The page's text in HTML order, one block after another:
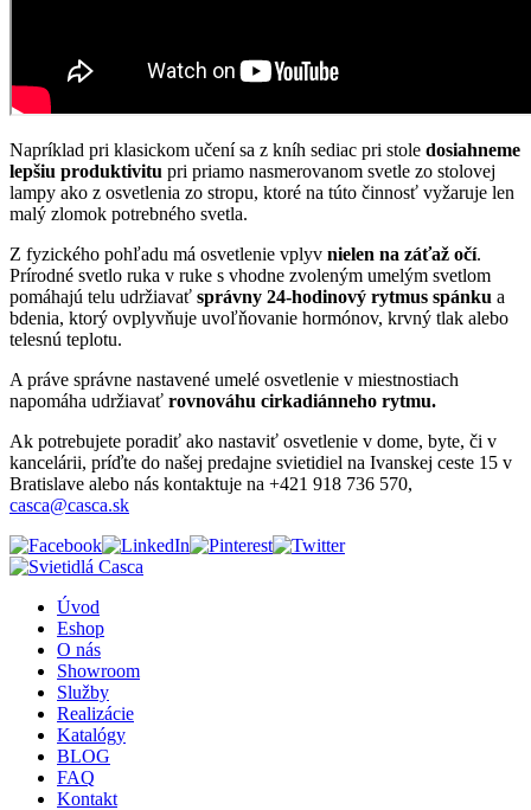
Napríklad pri klasickom učení sa z kníh sediac pri stole dosiahneme
lepšiu produktivitu pri priamo nasmerovanom svetle zo stolovej
lampy ako z osvetlenia zo stropu, ktoré na túto činnosť vyžaruje len
malý zlomok potrebného svetla.
Z fyzického pohľadu má osvetlenie vplyv nielen na záťaž očí.
Prírodné svetlo ruka v ruke s vhodne zvoleným umelým svetlom
pomáhajú telu udržiavať správny 24-hodinový rytmus spánku a
bdenia, ktorý ovplyvňuje uvoľňovanie hormónov, krvný tlak alebo
telesnú teplotu.
A práve správne nastavené umelé osvetlenie v miestnostiach
napomáha udržiavať rovnováhu cirkadiánneho rytmu.
Ak potrebujete poradiť ako nastaviť osvetlenie v dome, byte, či v
kancelárii, príďte do našej predajne svietidiel na Ivanskej ceste 15 v
Bratislave alebo nás kontaktuje na +421 918 736 570,
casca@casca.sk
Úvod
Eshop
O nás
Showroom
Služby
Realizácie
Katalógy
BLOG
FAQ
Kontakt